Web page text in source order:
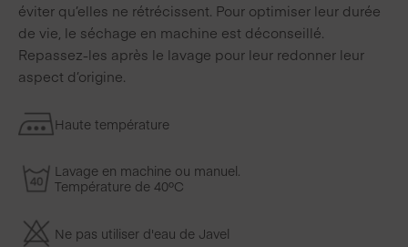
éviter qu’elles ne rétrécissent. Pour optimiser leur durée
de vie, le séchage en machine est déconseillé.
Repassez-les après le lavage pour leur redonner leur
aspect d’origine.
Haute température
Lavage en machine ou manuel.
Température de 40ºC
Ne pas utiliser d'eau de Javel